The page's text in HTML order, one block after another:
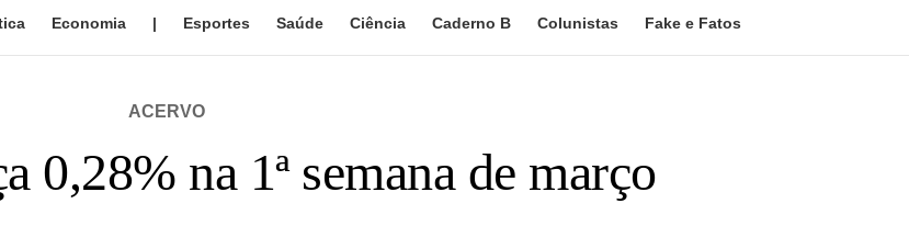
Economia | Esportes Saúde Ciência Caderno B Colunistas Fake e Fatos
ACERVO
0,28% na 1ª semana de março